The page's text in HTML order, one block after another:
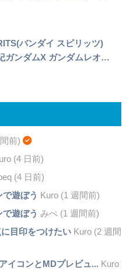
バンダイ スピリッツ)
ガンダムX ガンダムレオ…
前)
(4 日前)
(4 日前)
遊ぼう Kuro (1 週間前)
遊ぼう みぺ (1 週間前)
目印をつけたいKuro (2 週間
イコンとMDプレビュ... Kuro